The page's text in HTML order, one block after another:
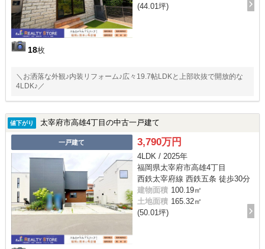
18枚
(44.01坪)
＼お洒落な外観♪内装リフォーム♪広々19.7帖LDKと上部吹抜で開放的な
4LDK♪／
値下がり 太宰府市高雄4丁目の中古一戸建て
一戸建て 3,790万円
4LDK / 2025年
福岡県太宰府市高雄4丁目
西鉄太宰府線 西鉄五条 徒歩30分
建物面積 100.19㎡
土地面積 165.32㎡
(50.01坪)